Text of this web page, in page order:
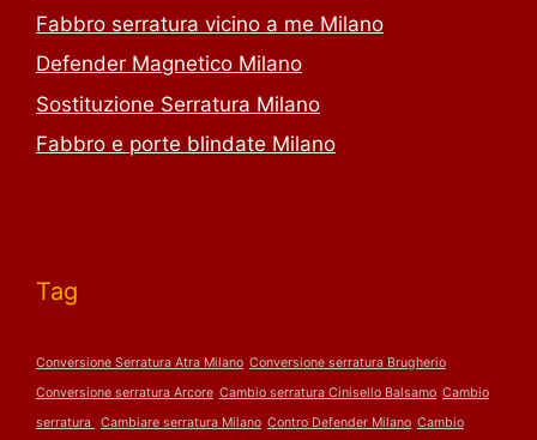
Fabbro serratura vicino a me Milano
Defender Magnetico Milano
Sostituzione Serratura Milano
Fabbro e porte blindate Milano
Tag
Conversione Serratura Atra Milano Conversione serratura Brugherio
Conversione serratura Arcore Cambio serratura Cinisello Balsamo Cambio
serratura
Cambiare serratura Milano Contro Defender Milano Cambio